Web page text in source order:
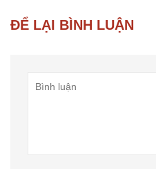
ĐỂ LẠI BÌNH LUẬN